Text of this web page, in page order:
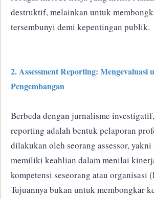
destruktif, melainkan untuk
tersembunyi demi kepentingan publik.
2. Assessment Reporting: Mengevaluasi
Pengembangan
Berbeda dengan jurnalisme
reporting adalah bentuk pelaporan
dilakukan oleh seorang assessor,
memiliki keahlian dalam menilai
kompetensi seseorang atau organisasi
Tujuannya bukan untuk membongkar